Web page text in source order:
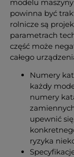
modelu
powinna być
rolnicze są
parametrach
część może
całego
Numery
każdy
numery
upewnić
ryzyka